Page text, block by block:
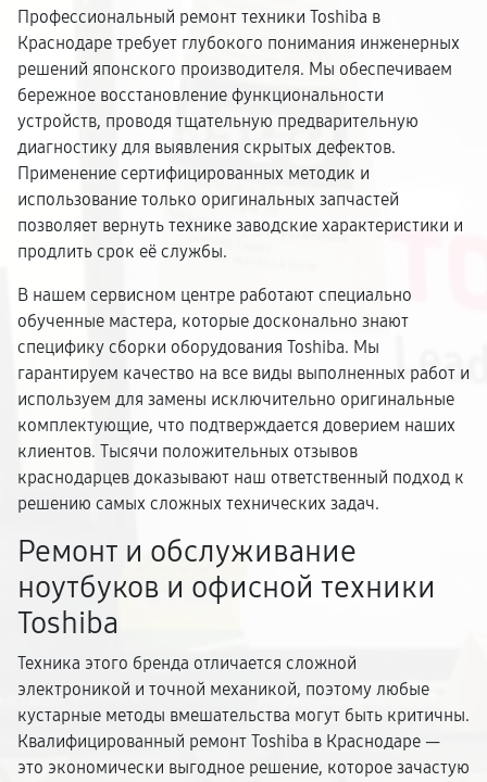
Профессиональный ремонт техники Toshiba в
Краснодаре требует глубокого понимания инженерных
решений японского производителя. Мы обеспечиваем
бережное восстановление функциональности
устройств, проводя тщательную предварительную
диагностику для выявления скрытых дефектов.
Применение сертифицированных методик и
использование только оригинальных запчастей
позволяет вернуть технике заводские характеристики и
продлить срок её службы.
В нашем сервисном центре работают специально
обученные мастера, которые досконально знают
специфику сборки оборудования Toshiba. Мы
гарантируем качество на все виды выполненных работ и
используем для замены исключительно оригинальные
комплектующие, что подтверждается доверием наших
клиентов. Тысячи положительных отзывов
краснодарцев доказывают наш ответственный подход к
решению самых сложных технических задач.
Ремонт и обслуживание
ноутбуков и офисной техники
Toshiba
Техника этого бренда отличается сложной
электроникой и точной механикой, поэтому любые
кустарные методы вмешательства могут быть критичны.
Квалифицированный ремонт Toshiba в Краснодаре —
это экономически выгодное решение, которое зачастую